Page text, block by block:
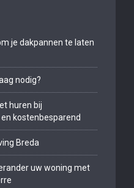
je dakpannen te laten
nodig?
huren bij
kostenbesparend
Breda
uw woning met